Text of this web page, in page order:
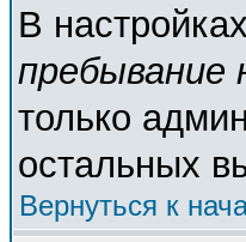
В
пребывание
только
остальных
Вернуться к